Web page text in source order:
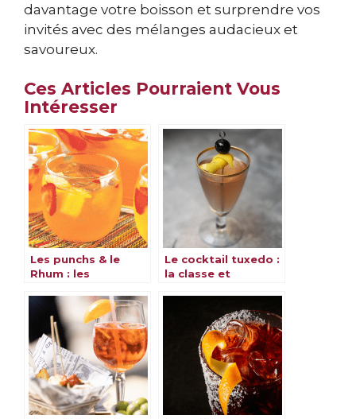
davantage votre boisson et surprendre vos
invités avec des mélanges audacieux et
savoureux.
Ces Articles Pourraient Vous
Intéresser
Les punchs & le
Rhum : les
Le cocktail tuxedo :
la classe et